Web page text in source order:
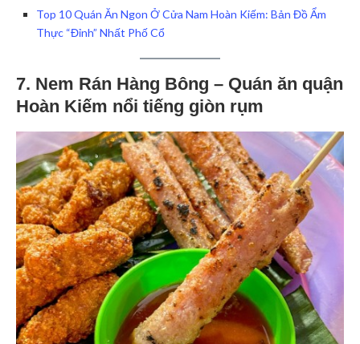
Top 10 Quán Ăn Ngon Ở Cửa Nam Hoàn Kiếm: Bản Đồ Ẩm
Thực “Đỉnh” Nhất Phố Cổ
7. Nem Rán Hàng Bông – Quán ăn quận
Hoàn Kiếm nổi tiếng giòn rụm